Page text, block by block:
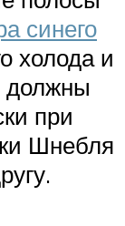
синего
холода и
должны
при
Шнебля